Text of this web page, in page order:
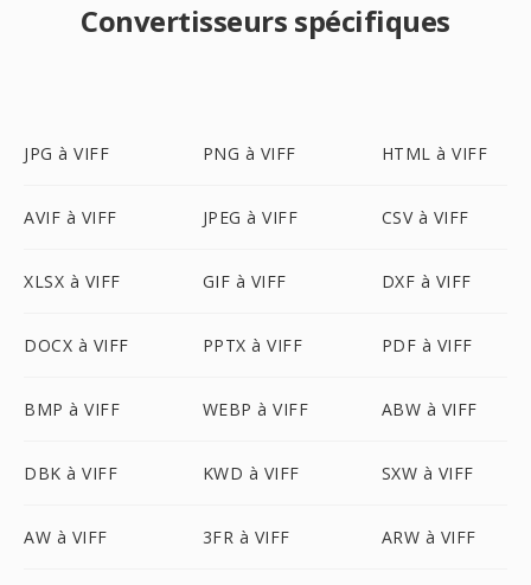
Convertisseurs spécifiques
JPG à VIFF PNG à VIFF HTML à VIFF
AVIF à VIFF JPEG à VIFF CSV à VIFF
XLSX à VIFF GIF à VIFF DXF à VIFF
DOCX à VIFF PPTX à VIFF PDF à VIFF
BMP à VIFF WEBP à VIFF ABW à VIFF
DBK à VIFF KWD à VIFF SXW à VIFF
AW à VIFF 3FR à VIFF ARW à VIFF